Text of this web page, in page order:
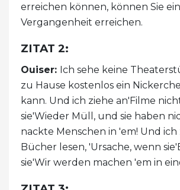
erreichen können, können Sie
Vergangenheit erreichen.
ZITAT 2:
Ouiser: Ich sehe keine
zu Hause kostenlos ein
kann. Und ich ziehe an'Filme
sie'Wieder Müll, und sie haben
nackte Menschen in 'em! Und ich
Bücher lesen, 'Ursache, wenn
sie'Wir werden machen 'em in